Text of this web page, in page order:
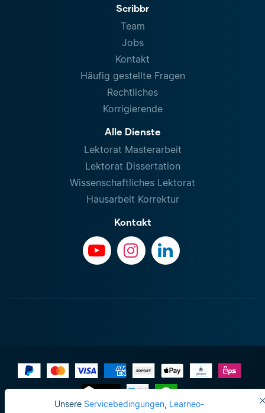
Unsere Servicebedingungen, Learneo-
Scribbr
Team
Jobs
Kontakt
Häufig gestellte Fragen
Rechtliches
Korrigierende
Alle Dienste
Lektorat Masterarbeit
Lektorat Dissertation
Wissenschaftliches Lektorat
Hausarbeit Korrektur
Kontakt